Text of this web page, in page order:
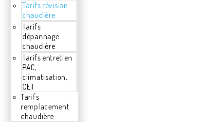
Tarifs révision
chaudière
Tarifs
dépannage
chaudière
Tarifs entretien
PAC,
climatisation,
CET
Tarifs
remplacement
chaudière